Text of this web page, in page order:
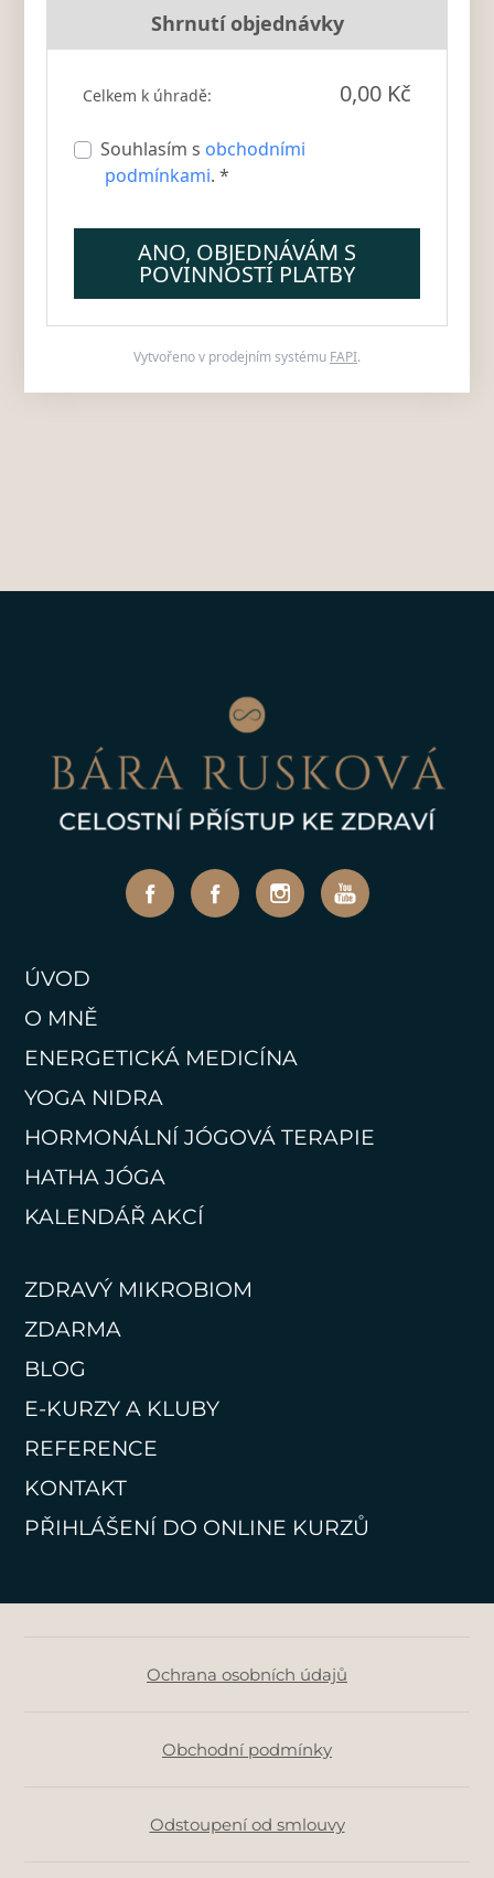
Shrnutí objednávky
Celkem k úhradě: 0,00 Kč
Souhlasím s obchodními
podmínkami. *
ANO, OBJEDNÁVÁM S
POVINNOSTÍ PLATBY
Vytvořeno v prodejním systému FAPI.
ÚVOD
O MNĚ
ENERGETICKÁ MEDICÍNA
YOGA NIDRA
HORMONÁLNÍ JÓGOVÁ TERAPIE
HATHA JÓGA
KALENDÁŘ AKCÍ
ZDRAVÝ MIKROBIOM
ZDARMA
BLOG
E-KURZY A KLUBY
REFERENCE
KONTAKT
PŘIHLÁŠENÍ DO ONLINE KURZŮ
Ochrana osobních údajů
Obchodní podmínky
Odstoupení od smlouvy